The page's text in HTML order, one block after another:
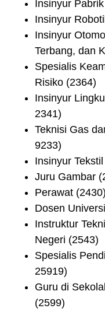
Insinyur
Insinyur
Insinyur
Terbang, dan
Spesialis
Risiko (2364)
Insinyur
2341)
Teknisi Gas
9233)
Insinyur
Juru Gambar
Perawat (2430)
Dosen
Instruktur
Negeri (2543)
Spesialis
25919)
Guru di
(2599)